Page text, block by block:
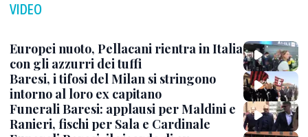
VIDEO
Europei nuoto, Pellacani rientra in Italia
con gli azzurri dei tuffi
Baresi, i tifosi del Milan si stringono
intorno al loro ex capitano
Funerali Baresi: applausi per Maldini e
Ranieri, fischi per Sala e Cardinale